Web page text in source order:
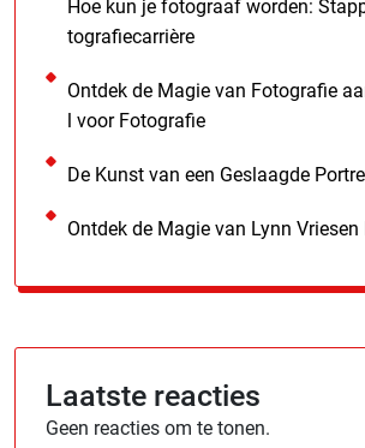
Hoe kun je fotograaf worden:
tografiecarrière
Ontdek de Magie van Fotografie
l voor Fotografie
De Kunst van een Geslaagde
Ontdek de Magie van Lynn
Laatste reacties
Geen reacties om te tonen.